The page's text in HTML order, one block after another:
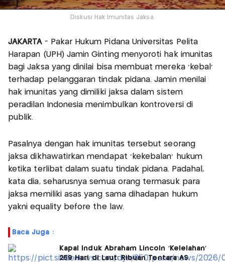
Diskusi Hak Imunitas Jaksa.
JAKARTA - Pakar Hukum Pidana Universitas Pelita
Harapan (UPH) Jamin Ginting menyoroti hak imunitas
bagi Jaksa yang dinilai bisa membuat mereka 'kebal'
terhadap pelanggaran tindak pidana. Jamin menilai
hak imunitas yang dimiliki jaksa dalam sistem
peradilan Indonesia menimbulkan kontroversi di
publik.
Pasalnya dengan hak imunitas tersebut seorang
jaksa dikhawatirkan mendapat 'kekebalan' hukum
ketika terlibat dalam suatu tindak pidana. Padahal,
kata dia, seharusnya semua orang termasuk para
jaksa memiliki asas yang sama dihadapan hukum
yakni equality before the law.
Baca Juga :
Kapal Induk Abraham Lincoln 'Kelelahan'
259 Hari di Laut: Ribuan Tentara AS